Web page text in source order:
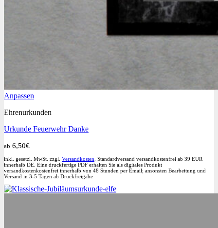
Anpassen
weist
Varianten
Optionen
können
auf
Produktseite
Ehrenurkunden
Urkunde Feuerwehr Danke
ab 6,50€
inkl. gesetzl. MwSt. zzgl. Versandkosten . Standardversand versandkostenfrei ab 39 EUR
innerhalb DE. Eine druckfertige PDF erhalten Sie als digitales Produkt
versandkostenkostenfrei innerhalb von 48 Stunden per Email; ansonsten Bearbeitung und
Versand in 3-5 Tagen ab Druckfreigabe